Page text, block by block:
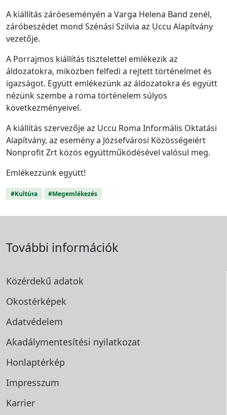
A kiállítás záróeseményén a Varga Helena Band zenél,
záróbeszédet mond Szénási Szilvia az Uccu Alapítvány
vezetője.
A Porrajmos kiállítás tisztelettel emlékezik az
áldozatokra, miközben felfedi a rejtett történelmet és
igazságot. Együtt emlékezünk az áldozatokra és együtt
nézünk szembe a roma történelem súlyos
következményeivel.
A kiállítás szervezője az Uccu Roma Informális Oktatási
Alapítvány, az esemény a Józsefvárosi Közösségeiért
Nonprofit Zrt közös együttműködésével valósul meg.
Emlékezzünk együtt!
#Kultúra #Megemlékezés
További információk
Közérdekű adatok
Okostérképek
Adatvédelem
Akadálymentesítési nyilatkozat
Honlaptérkép
Impresszum
Karrier